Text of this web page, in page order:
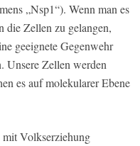
„Nsp1“). Wenn man es
die Zellen zu gelangen,
geeignete Gegenwehr
Unsere Zellen werden
es auf molekularer Ebene
Volkserziehung